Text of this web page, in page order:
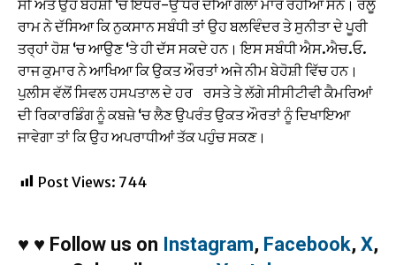
ਸੀ ਅਤੇ ਉਹ ਬੇਹੋਸ਼ੀ ‘ਚ ਇੱਧਰ-ਉੱਧਰ ਦੀਆਂ ਗੱਲਾਂ ਮਾਰ ਰਹੀਆਂ ਸਨ। ਰੋਲੂ
ਰਾਮ ਨੇ ਦੱਸਿਆ ਕਿ ਨੁਕਸਾਨ ਸਬੰਧੀ ਤਾਂ ਉਹ ਬਲਵਿੰਦਰ ਤੇ ਸੁਨੀਤਾ ਦੇ ਪੂਰੀ
ਤਰ੍ਹਾਂ ਹੋਸ਼ ‘ਚ ਆਉਣ ‘ਤੇ ਹੀ ਦੱਸ ਸਕਦੇ ਹਨ। ਇਸ ਸਬੰਧੀ ਐਸ.ਐਚ.ਓ.
ਰਾਜ ਕੁਮਾਰ ਨੇ ਆਖਿਆ ਕਿ ਉਕਤ ਔਰਤਾਂ ਅਜੇ ਨੀਮ ਬੇਹੋਸ਼ੀ ਵਿੱਚ ਹਨ।
ਪੁਲੀਸ ਵੱਲੋਂ ਸਿਵਲ ਹਸਪਤਾਲ ਦੇ ਹਰ ਰਸਤੇ ਤੇ ਲੱਗੇ ਸੀਸੀਟੀਵੀ ਕੈਮਰਿਆਂ
ਦੀ ਰਿਕਾਰਡਿੰਗ ਨੂੰ ਕਬਜ਼ੇ ‘ਚ ਲੈਣ ਉਪਰੰਤ ਉਕਤ ਔਰਤਾਂ ਨੂੰ ਦਿਖਾਇਆ
ਜਾਵੇਗਾ ਤਾਂ ਕਿ ਉਹ ਅਪਰਾਧੀਆਂ ਤੱਕ ਪਹੁੰਚ ਸਕਣ।
Post Views: 744
♥ ♥ Follow us on Instagram, Facebook, X,